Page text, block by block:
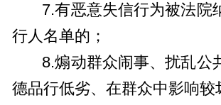
7.有恶意失信行为被法院
行人名单的；
8.煽动群众闹事、扰乱公
德品行低劣、在群众中影响较